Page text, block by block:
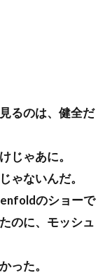
るのは、健全だ
じゃあに。
ゃないんだ。
のショーで
のに、モッシュ
った。